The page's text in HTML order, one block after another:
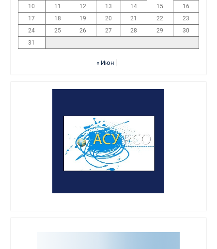
10
11 12 13 14 15
16
17
18 19 20 21 22
23
24
25 26 27 28 29
30
31
« Июн